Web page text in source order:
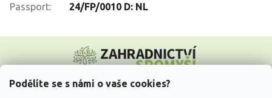
Podělíte se s námi o vaše cookies?
Passport:
24/FP/0010 D: NL
p